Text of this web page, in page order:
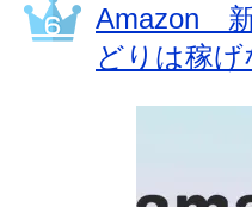
Amazon
どりは稼げ